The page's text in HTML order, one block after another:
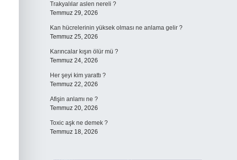
Trakyalılar aslen nereli ?
Temmuz 29, 2026
Kan hücrelerinin yüksek olması ne anlama gelir ?
Temmuz 25, 2026
Karıncalar kışın ölür mü ?
Temmuz 24, 2026
Her şeyi kim yarattı ?
Temmuz 22, 2026
Afişin anlamı ne ?
Temmuz 20, 2026
Toxic aşk ne demek ?
Temmuz 18, 2026